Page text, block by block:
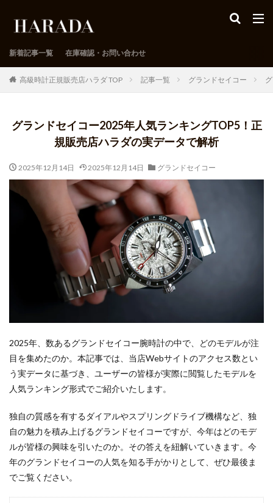
新着記事一覧 在庫確認・お問い合わせ
高級時計正規販売店ハラダ TOP 記事一覧 グランドセイコー
グランドセイコー2025年人気ランキングTOP5！正
規販売店ハラダの実データで解析
2025年12月14日 2025年12月14日 グランドセイコー
2025年、数あるグランドセイコー腕時計の中で、どのモデルが注
目を集めたのか。本記事では、当店Webサイトのアクセス数とい
う実データに基づき、ユーザーの皆様が実際に閲覧したモデルを
人気ランキング形式でご紹介いたします。
独自の質感を有するダイアルやスプリングドライブ機構など、独
自の魅力を積み上げるグランドセイコーですが、今年はどのモデ
ルが皆様の興味を引いたのか。その答えを紐解いていきます。今
年のグランドセイコーの人気を知る手がかりとして、ぜひ最後ま
でご覧ください。